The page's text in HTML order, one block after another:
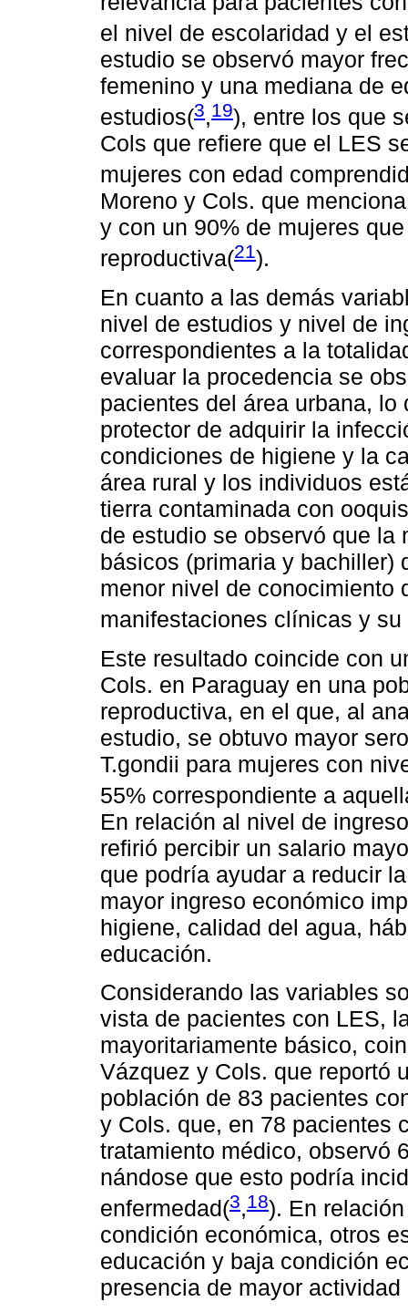
el nivel de escolaridad y el
estudio se observó mayor
femenino y una mediana de
estudios(3,19), entre los que
Cols que refiere que el LES
mujeres con edad
Moreno y Cols. que
y con un 90% de mujeres
reproductiva(21).
En cuanto a las demás
nivel de estudios y nivel de
correspondientes a la
evaluar la procedencia se
pacientes del área urbana,
protector de adquirir la
condiciones de higiene y la
área rural y los individuos
tierra contaminada con
de estudio se observó que la
básicos (primaria y bachiller)
menor nivel de conocimiento
manifestaciones clínicas y
Este resultado coincide con
Cols. en Paraguay en una
reproductiva, en el que, al
estudio, se obtuvo mayor
T.gondii para mujeres con
55% correspondiente a
En relación al nivel de
refirió percibir un salario
que podría ayudar a reducir
mayor ingreso económico
higiene, calidad del agua,
educación.
Considerando las variables
vista de pacientes con LES,
mayoritariamente básico,
Vázquez y Cols. que reportó
población de 83 pacientes
y Cols. que, en 78 pacientes
tratamiento médico, observó
nándose que esto podría
enfermedad(3,18). En
condición económica, otros
educación y baja condición
presencia de mayor